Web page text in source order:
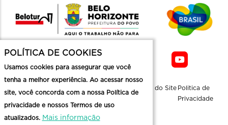
Mapa do Site Politica de
Privacidade
POLÍTICA DE COOKIES
Usamos cookies para assegurar que você
tenha a melhor experiência. Ao acessar nosso
site, você concorda com a nossa Política de
privacidade e nossos Termos de uso
atualizados. Mais informação